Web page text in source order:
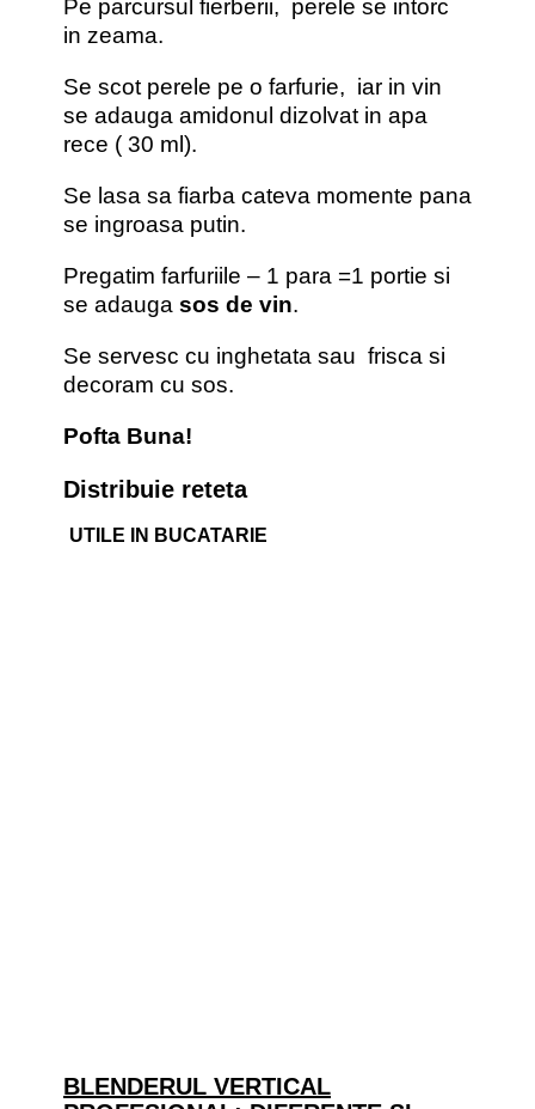
Pe parcursul fierberii, perele se intorc
in zeama.
Se scot perele pe o farfurie, iar in vin
se adauga amidonul dizolvat in apa
rece ( 30 ml).
Se lasa sa fiarba cateva momente pana
se ingroasa putin.
Pregatim farfuriile – 1 para =1 portie si
se adauga sos de vin.
Se servesc cu inghetata sau frisca si
decoram cu sos.
Pofta Buna!
Distribuie reteta
UTILE IN BUCATARIE
BLENDERUL VERTICAL